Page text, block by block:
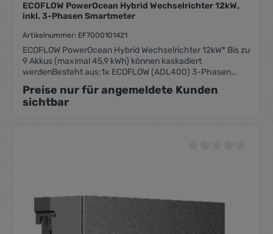
ECOFLOW PowerOcean Hybrid Wechselrichter 12kW,
inkl. 3-Phasen Smartmeter
Artikelnummer: EF7000101421
ECOFLOW PowerOcean Hybrid Wechselrichter 12kW* Bis zu
9 Akkus (maximal 45,9 kWh) können kaskadiert
werdenBesteht aus:1x ECOFLOW (ADL400) 3-Phasen
SmartMeter (EF5008604013)1x EcoFlow PowerOcean
12kW Wechselrichte
Preise nur für angemeldete Kunden
sichtbar